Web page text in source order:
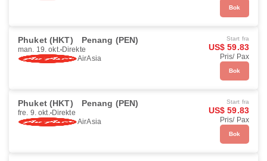
Bok
Phuket (HKT) Penang (PEN)
man. 19. okt. Direkte
AirAsia
Start fra
US$ 59.83
Pris/ Pax
Bok
Phuket (HKT) Penang (PEN)
fre. 9. okt. Direkte
AirAsia
Start fra
US$ 59.83
Pris/ Pax
Bok